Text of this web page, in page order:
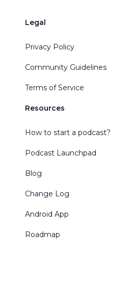
Legal
Privacy Policy
Community Guidelines
Terms of Service
Resources
How to start a podcast?
Podcast Launchpad
Blog
Change Log
Android App
Roadmap